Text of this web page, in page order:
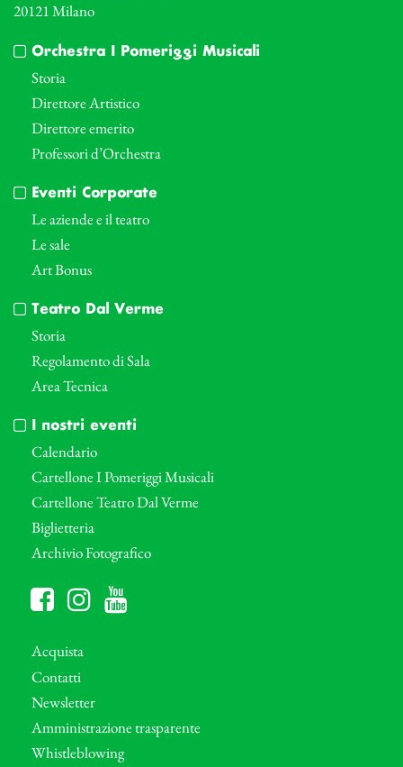
20121 Milano
Orchestra I Pomeriggi Musicali
Storia
Direttore Artistico
Direttore emerito
Professori d’Orchestra
Eventi Corporate
Le aziende e il teatro
Le sale
Art Bonus
Teatro Dal Verme
Storia
Regolamento di Sala
Area Tecnica
I nostri eventi
Calendario
Cartellone I Pomeriggi Musicali
Cartellone Teatro Dal Verme
Biglietteria
Archivio Fotografico
Acquista
Contatti
Newsletter
Amministrazione trasparente
Whistleblowing